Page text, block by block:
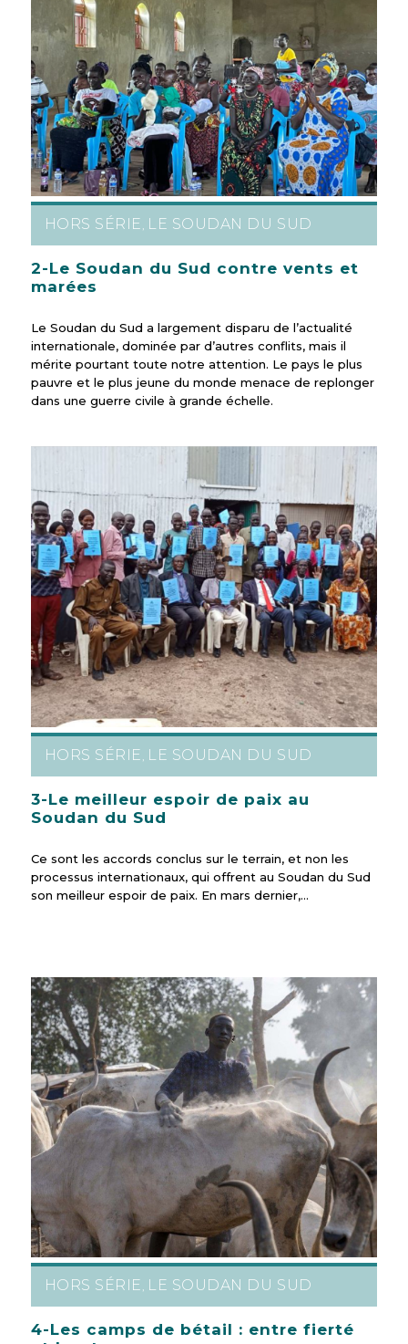
HORS SÉRIE , LE SOUDAN DU SUD
2-Le Soudan du Sud contre vents et
marées
Le Soudan du Sud a largement disparu de l’actualité
internationale, dominée par d’autres conflits, mais il
mérite pourtant toute notre attention. Le pays le plus
pauvre et le plus jeune du monde menace de replonger
dans une guerre civile à grande échelle.
HORS SÉRIE LE SOUDAN DU SUD
3-Le meilleur espoir de paix au
Soudan du Sud
Ce sont les accords conclus sur le terrain, et non les
processus internationaux, qui offrent au Soudan du Sud
son meilleur espoir de paix. En mars dernier,…
HORS SÉRIE , LE SOUDAN DU SUD
4-Les camps de bétail : entre fierté